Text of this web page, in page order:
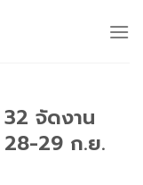
32 จัดงาน
29 ก.ย.